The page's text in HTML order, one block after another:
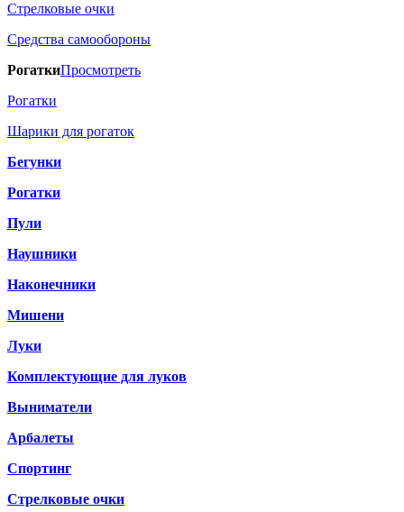
Стрелковые очки
Средства самообороны
РогаткиПросмотреть
Рогатки
Шарики для рогаток
Бегунки
Рогатки
Пули
Наушники
Наконечники
Мишени
Луки
Комплектующие для луков
Выниматели
Арбалеты
Спортинг
Стрелковые очки